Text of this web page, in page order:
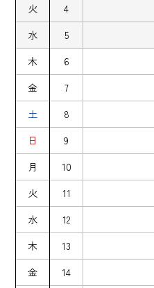
火
4
水
5
木
6
金
7
土
8
日
9
月
10
火
11
水
12
木
13
金
14